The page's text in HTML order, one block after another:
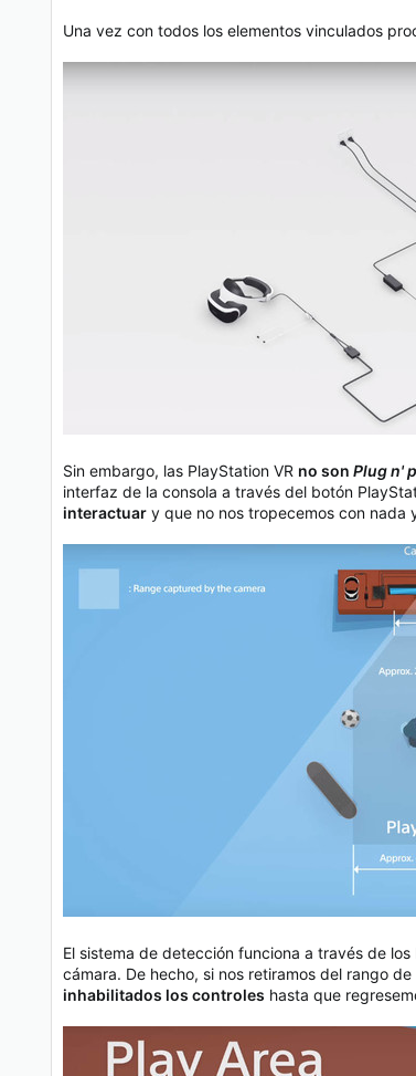
Una vez con todos los elementos vinculados
Sin embargo, las PlayStation VR no son Plug n'
interfaz de la consola a través del botón
interactuar y que no nos tropecemos con nada
El sistema de detección funciona a través de
cámara. De hecho, si nos retiramos del rango
inhabilitados los controles hasta que